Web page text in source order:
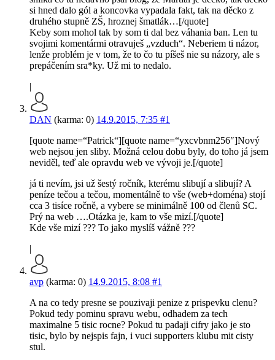
si hned dalo gól a koncovka vypadala fakt, tak na děcko z
druhého stupně ZŠ, hroznej šmatlák…[/quote]
Keby som mohol tak by som ti dal bez váhania ban. Len tu
svojimi komentármi otravuješ „vzduch“. Neberiem ti názor,
lenže problém je v tom, že to čo tu píšeš nie su názory, ale s
prepáčením sra*ky. Už mi to nedalo.
|
DAN (karma: 0) 14.9.2015, 7:35 #1
[quote name=“Patrick“][quote name=“yxcvbnm256″]Nový
web nejsou jen sliby. Možná celou dobu byly, do toho já jsem
neviděl, teď ale opravdu web ve vývoji je.[/quote]
já ti nevím, jsi už šestý ročník, kterému slibují a slibují? A
peníze tečou a tečou, momentálně to vše (web+doména) stojí
cca 3 tisíce ročně, a vybere se minimálně 100 od členů SC.
Prý na web ….Otázka je, kam to vše mizí.[/quote]
Kde vše mizí ??? To jako myslíš vážně ???
|
avp (karma: 0) 14.9.2015, 8:08 #1
A na co tedy presne se pouzivaji penize z prispevku clenu?
Pokud tedy pominu spravu webu, odhadem za tech
maximalne 5 tisic rocne? Pokud tu padaji cifry jako je sto
tisic, bylo by nejspis fajn, i vuci supporters klubu mit cisty
stul.